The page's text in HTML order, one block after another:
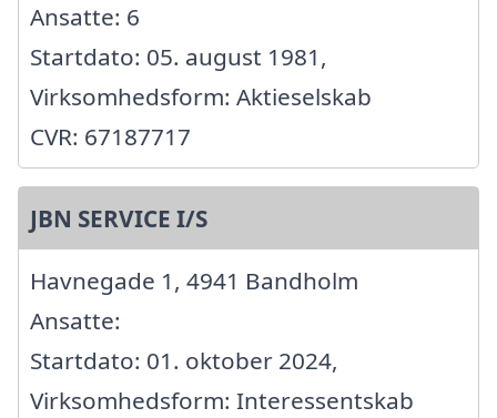
Ansatte: 6
Startdato: 05. august 1981,
Virksomhedsform: Aktieselskab
CVR: 67187717
JBN SERVICE I/S
Havnegade 1, 4941 Bandholm
Ansatte:
Startdato: 01. oktober 2024,
Virksomhedsform: Interessentskab